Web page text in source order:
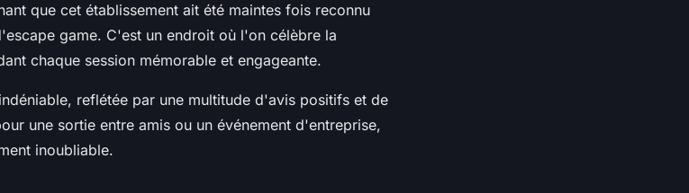
que cet établissement ait été maintes fois reconnu
game. C'est un endroit où l'on célèbre la
chaque session mémorable et engageante.
reflétée par une multitude d'avis positifs et de
une sortie entre amis ou un événement d'entreprise,
inoubliable.